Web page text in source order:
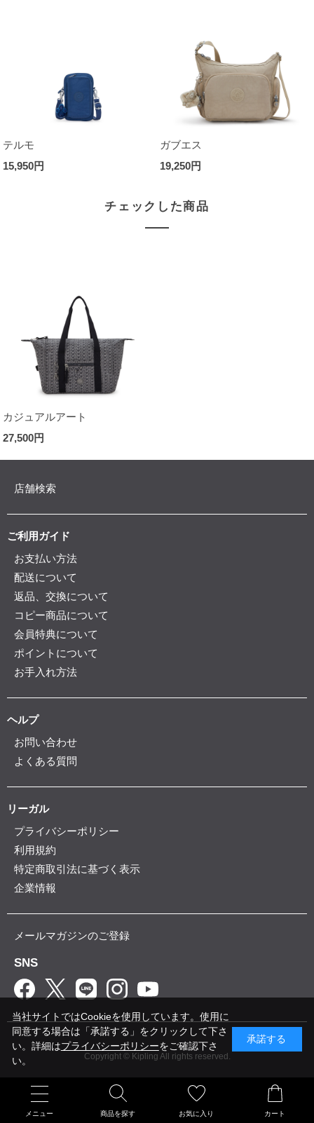
メニュー 商品を探す お気に入り カート
テルモ
15,950円
ガブエス
19,250円
チェックした商品
カジュアルアート
27,500円
店舗検索
ご利用ガイド
お支払い方法
配送について
返品、交換について
コピー商品について
会員特典について
ポイントについて
お手入れ方法
ヘルプ
お問い合わせ
よくある質問
リーガル
プライバシーポリシー
利用規約
特定商取引法に基づく表示
企業情報
メールマガジンのご登録
SNS
Copyright © Kipling All rights reserved.
当社サイトではCookieを使用しています。使用に
同意する場合は「承諾する」をクリックして下さ
い。詳細はプライバシーポリシーをご確認下さ
い。
承諾する